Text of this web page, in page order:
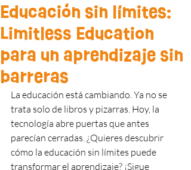
Educación sin límites:
Limitless Education
para un aprendizaje sin
barreras
La educación está cambiando. Ya no se
trata solo de libros y pizarras. Hoy, la
tecnología abre puertas que antes
parecían cerradas. ¿Quieres descubrir
cómo la educación sin límites puede
transformar el aprendizaje? ¡Sigue